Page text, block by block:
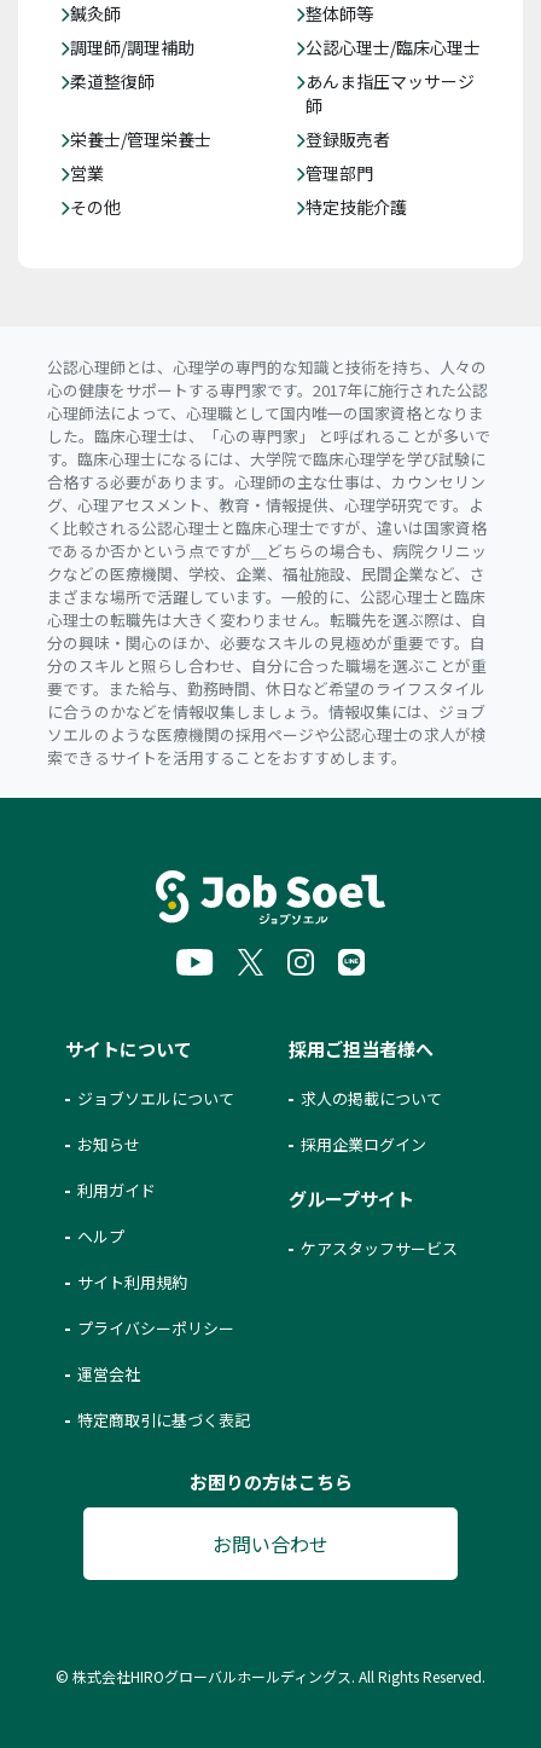
鍼灸師
整体師等
調理師/調理補助
公認心理士/臨床心理士
柔道整復師
あんま指圧マッサージ
師
栄養士/管理栄養士
登録販売者
営業
管理部門
その他
特定技能介護
公認心理師とは、心理学の専門的な知識と技術を持ち、人々の
心の健康をサポートする専門家です。2017年に施行された公認
心理師法によって、心理職として国内唯一の国家資格となりま
した。臨床心理士は、「心の専門家」 と呼ばれることが多いで
す。臨床心理士になるには、大学院で臨床心理学を学び試験に
合格する必要があります。心理師の主な仕事は、カウンセリン
グ、心理アセスメント、教育・情報提供、心理学研究です。よ
く比較される公認心理士と臨床心理士ですが、違いは国家資格
であるか否かという点ですが＿どちらの場合も、病院クリニッ
クなどの医療機関、学校、企業、福祉施設、民間企業など、さ
まざまな場所で活躍しています。一般的に、公認心理士と臨床
心理士の転職先は大きく変わりません。転職先を選ぶ際は、自
分の興味・関心のほか、必要なスキルの見極めが重要です。自
分のスキルと照らし合わせ、自分に合った職場を選ぶことが重
要です。また給与、勤務時間、休日など希望のライフスタイル
に合うのかなどを情報収集しましょう。情報収集には、ジョブ
ソエルのような医療機関の採用ページや公認心理士の求人が検
索できるサイトを活用することをおすすめします。
サイトについて
ジョブソエルについて
お知らせ
利用ガイド
ヘルプ
サイト利用規約
プライバシーポリシー
運営会社
特定商取引に基づく表記
採用ご担当者様へ
求人の掲載について
採用企業ログイン
グループサイト
ケアスタッフサービス
お困りの方はこちら
お問い合わせ
© 株式会社HIROグローバルホールディングス. All Rights Reserved.